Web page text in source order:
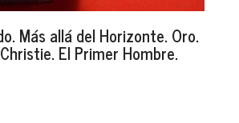
Más allá del Horizonte. Oro.
El Primer Hombre.